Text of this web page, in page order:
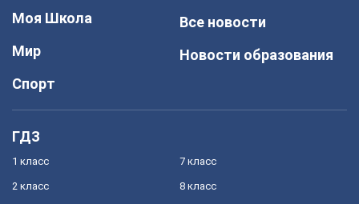
Моя Школа
Мир
Спорт
Все новости
Новости образования
ГДЗ
1 класс
2 класс
7 класс
8 класс